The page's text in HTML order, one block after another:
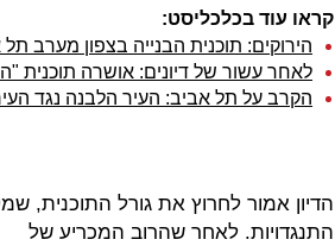
קראו עוד בכלכליסט:
הירוקים: תוכנית הבנייה בצפון מערב
לאחר עשור של דיונים: אושרה תוכנית
הקרב על תל אביב: העיר הלבנה נגד
התנגדויות. לאחר שהרוב המכריע של